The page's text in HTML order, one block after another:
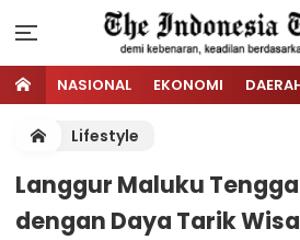
NASIONAL EKONOMI
Lifestyle
Langgur Maluku
dengan Daya Tarik